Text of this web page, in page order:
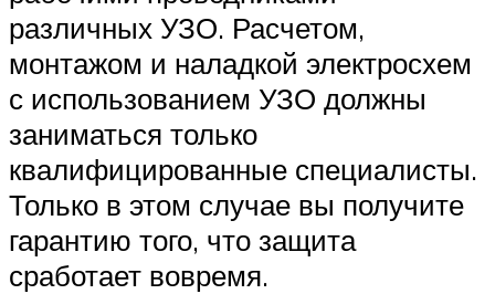
различных УЗО. Расчетом,
монтажом и наладкой электросхем
с использованием УЗО должны
заниматься только
квалифицированные специалисты.
Только в этом случае вы получите
гарантию того, что защита
сработает вовремя.